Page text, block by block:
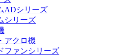
ADシリーズ
シリーズ
アクロ機
ファンシリーズ